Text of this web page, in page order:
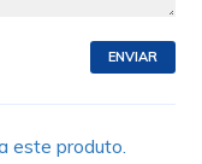
ENVIAR
este produto.